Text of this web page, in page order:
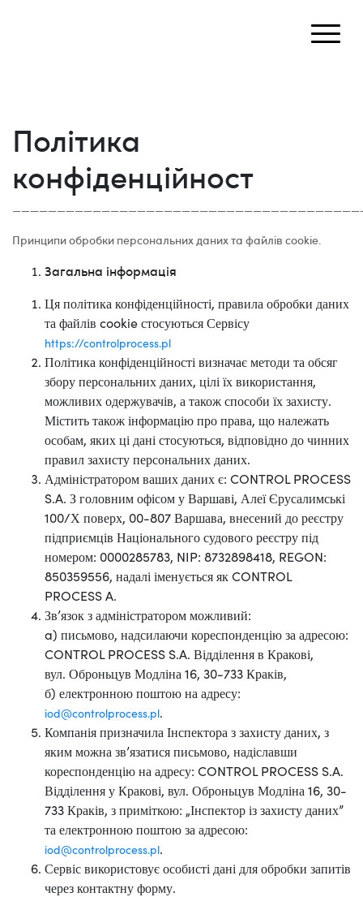
Політика
конфіденційност
Принципи обробки персональних даних та файлів cookie.
Загальна інформація
Ця політика конфіденційності, правила обробки даних
та файлів cookie стосуються Сервісу
https://controlprocess.pl
Політика конфіденційності визначає методи та обсяг
збору персональних даних, цілі їх використання,
можливих одержувачів, а також способи їх захисту.
Містить також інформацію про права, що належать
особам, яких ці дані стосуються, відповідно до чинних
правил захисту персональних даних.
Адміністратором ваших даних є: CONTROL PROCESS
S.A. З головним офісом у Варшаві, Алеї Єрусалимські
100/X поверх, 00-807 Варшава, внесений до реєстру
підприємців Національного судового реєстру під
номером: 0000285783, NIP: 8732898418, REGON:
850359556, надалі іменується як CONTROL
PROCESS A.
Зв’язок з адміністратором можливий:
a) письмово, надсилаючи кореспонденцію за адресою:
CONTROL PROCESS S.A. Відділення в Кракові,
вул. Оброньцув Модліна 16, 30-733 Краків,
б) електронною поштою на адресу:
iod@controlprocess.pl.
Компанія призначила Інспектора з захисту даних, з
яким можна зв’язатися письмово, надіславши
кореспонденцію на адресу: CONTROL PROCESS S.A.
Відділення у Кракові, вул. Оброньцув Модліна 16, 30-
733 Краків, з приміткою: „Інспектор із захисту даних”
та електронною поштою за адресою:
iod@controlprocess.pl.
Сервіс використовує особисті дані для обробки запитів
через контактну форму.